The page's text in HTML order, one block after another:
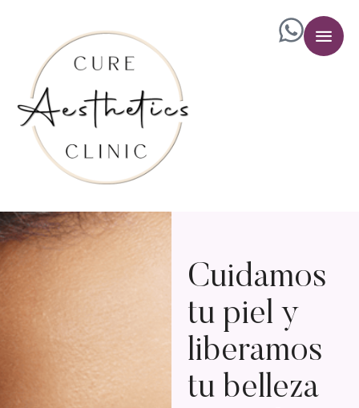
Cuidamos
tu piel y
liberamos
tu belleza